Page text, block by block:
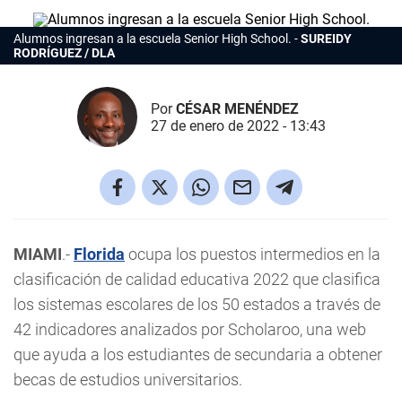
Alumnos ingresan a la escuela Senior High School.
SUREIDY
RODRÍGUEZ / DLA
PorCÉSAR MENÉNDEZ
27 de enero de 2022 - 13:43
MIAMI.- Florida ocupa los puestos intermedios en la
clasificación de calidad educativa 2022 que clasifica
los sistemas escolares de los 50 estados a través de
42 indicadores analizados por Scholaroo, una web
que ayuda a los estudiantes de secundaria a obtener
becas de estudios universitarios.